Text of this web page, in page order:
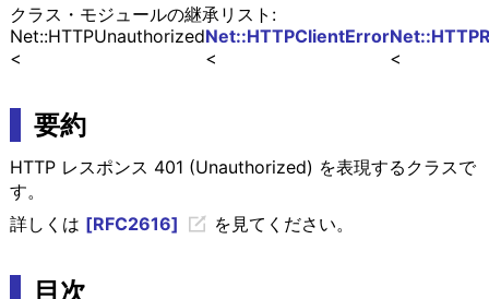
クラス・モジュールの継承リスト:
Net::HTTPClientError
Net::HTTPUnauthorized
要約
HTTP レスポンス 401 (Unauthorized) を表現するクラスで
す。
詳しくは [RFC2616] を見てください。
目次